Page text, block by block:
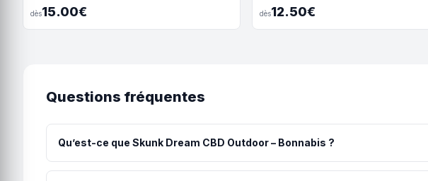
dès15.00€ dès12.50€
Questions fréquentes
Qu’est-ce que Skunk Dream CBD Outdoor – Bonnabis ?
La Skunk Dream est une fleur de CBD outdoor cultivée en pleine terre dans